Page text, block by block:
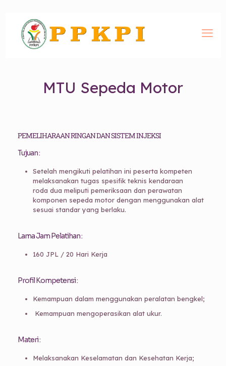
MTU Sepeda Motor
PEMELIHARAAN RINGAN DAN SISTEM INJEKSI
Tujuan :
Setelah mengikuti pelatihan ini peserta kompeten
melaksanakan tugas spesifik teknis kendaraan
roda dua meliputi pemeriksaan dan perawatan
komponen sepeda motor dengan menggunakan alat
sesuai standar yang berlaku.
Lama Jam Pelatihan :
160 JPL / 20 Hari Kerja
Profil Kompetensi :
Kemampuan dalam menggunakan peralatan bengkel;
Kemampuan mengoperasikan alat ukur.
Materi :
Melaksanakan Keselamatan dan Kesehatan Kerja;